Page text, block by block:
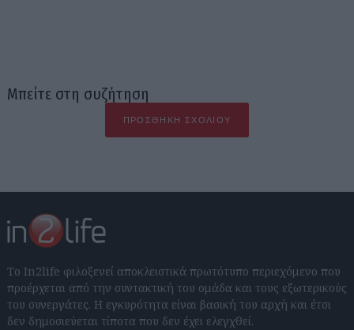
Μπείτε στη συζήτηση
ΠΡΟΣΘΉΚΗ ΣΧΟΛΊΟΥ
Το In2life φιλοξενεί αποκλειστικά πρωτότυπο περιεχόμενο που
προέρχεται από την συντακτική του ομάδα και τους εξωτερικούς
του συνεργάτες. Η εγκυρότητα είναι βασική του αρχή και έτσι
δεν δημοσιεύεται τίποτα που δεν έχει ελεγχθεί.